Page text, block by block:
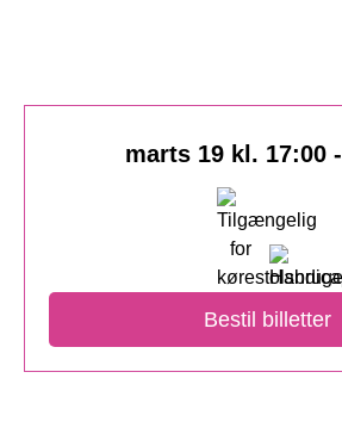
marts 19 kl. 17:00-
Bestil billetter